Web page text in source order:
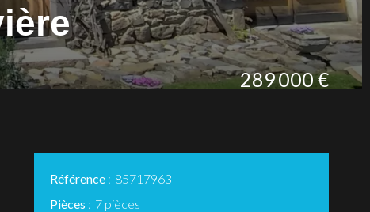
289 000 €
Référence
85717963
Pièces
7 pièces